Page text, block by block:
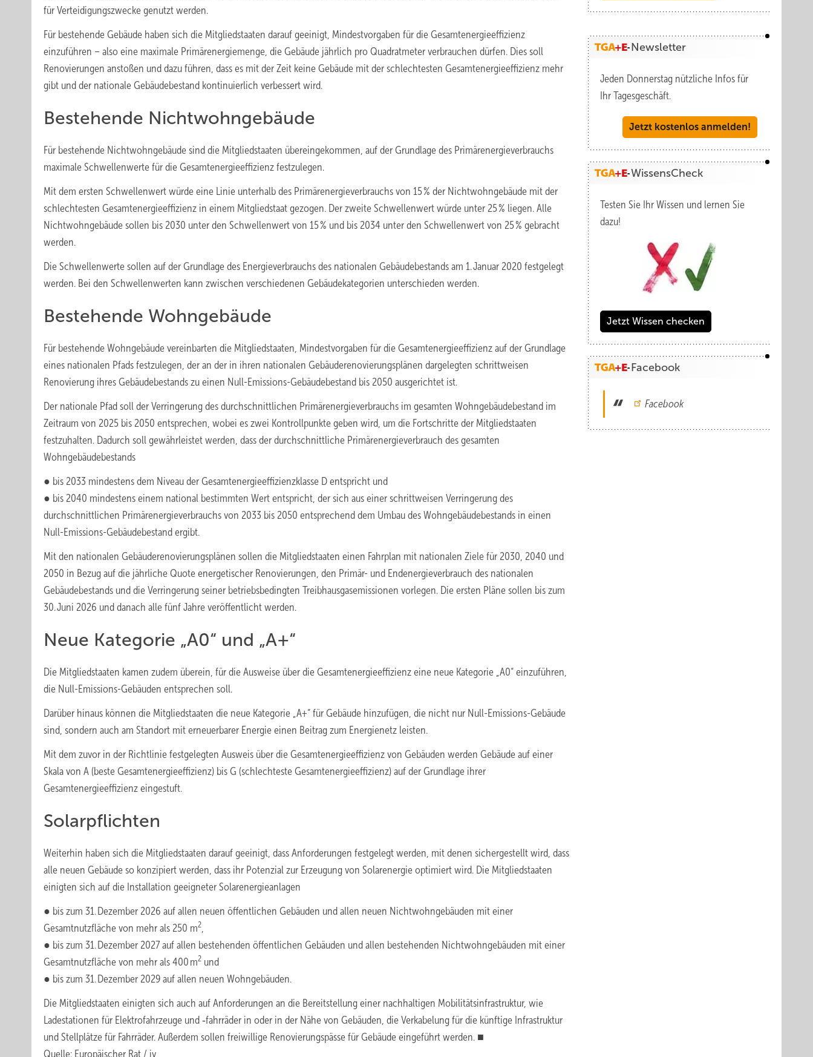
für Verteidigungszwecke genutzt werden.
Für bestehende Gebäude haben sich die Mitgliedstaaten darauf geeinigt, Mindestvorgaben für die Gesamtenergieeffizienz
einzuführen – also eine maximale Primärenergiemenge, die Gebäude jährlich pro Quadratmeter verbrauchen dürfen. Dies soll
Renovierungen anstoßen und dazu führen, dass es mit der Zeit keine Gebäude mit der schlechtesten Gesamtenergieeffizienz mehr
gibt und der nationale Gebäudebestand kontinuierlich verbessert wird.
Bestehende Nichtwohngebäude
Für bestehende Nichtwohngebäude sind die Mitgliedstaaten übereingekommen, auf der Grundlage des Primärenergieverbrauchs
maximale Schwellenwerte für die Gesamtenergieeffizienz festzulegen.
Mit dem ersten Schwellenwert würde eine Linie unterhalb des Primärenergieverbrauchs von 15 % der Nichtwohngebäude mit der
schlechtesten Gesamtenergieeffizienz in einem Mitgliedstaat gezogen. Der zweite Schwellenwert würde unter 25 % liegen. Alle
Nichtwohngebäude sollen bis 2030 unter den Schwellenwert von 15 % und bis 2034 unter den Schwellenwert von 25 % gebracht
werden.
Die Schwellenwerte sollen auf der Grundlage des Energieverbrauchs des nationalen Gebäudebestands am 1. Januar 2020 festgelegt
werden. Bei den Schwellenwerten kann zwischen verschiedenen Gebäudekategorien unterschieden werden.
Bestehende Wohngebäude
Für bestehende Wohngebäude vereinbarten die Mitgliedstaaten, Mindestvorgaben für die Gesamtenergieeffizienz auf der Grundlage
eines nationalen Pfads festzulegen, der an der in ihren nationalen Gebäuderenovierungsplänen dargelegten schrittweisen
Renovierung ihres Gebäudebestands zu einen Null-Emissions-Gebäudebestand bis 2050 ausgerichtet ist.
Der nationale Pfad soll der Verringerung des durchschnittlichen Primärenergieverbrauchs im gesamten Wohngebäudebestand im
Zeitraum von 2025 bis 2050 entsprechen, wobei es zwei Kontrollpunkte geben wird, um die Fortschritte der Mitgliedstaaten
festzuhalten. Dadurch soll gewährleistet werden, dass der durchschnittliche Primärenergieverbrauch des gesamten
Wohngebäudebestands
● bis 2033 mindestens dem Niveau der Gesamtenergieeffizienzklasse D entspricht und
● bis 2040 mindestens einem national bestimmten Wert entspricht, der sich aus einer schrittweisen Verringerung des
durchschnittlichen Primärenergieverbrauchs von 2033 bis 2050 entsprechend dem Umbau des Wohngebäudebestands in einen
Null-Emissions-Gebäudebestand ergibt.
Mit den nationalen Gebäuderenovierungsplänen sollen die Mitgliedstaaten einen Fahrplan mit nationalen Ziele für 2030, 2040 und
2050 in Bezug auf die jährliche Quote energetischer Renovierungen, den Primär- und Endenergieverbrauch des nationalen
Gebäudebestands und die Verringerung seiner betriebsbedingten Treibhausgasemissionen vorlegen. Die ersten Pläne sollen bis zum
30. Juni 2026 und danach alle fünf Jahre veröffentlicht werden.
Neue Kategorie „A0“ und „A+“
Die Mitgliedstaaten kamen zudem überein, für die Ausweise über die Gesamtenergieeffizienz eine neue Kategorie „A0“ einzuführen,
die Null-Emissions-Gebäuden entsprechen soll.
Darüber hinaus können die Mitgliedstaaten die neue Kategorie „A+“ für Gebäude hinzufügen, die nicht nur Null-Emissions-Gebäude
sind, sondern auch am Standort mit erneuerbarer Energie einen Beitrag zum Energienetz leisten.
Mit dem zuvor in der Richtlinie festgelegten Ausweis über die Gesamtenergieeffizienz von Gebäuden werden Gebäude auf einer
Skala von A (beste Gesamtenergieeffizienz) bis G (schlechteste Gesamtenergieeffizienz) auf der Grundlage ihrer
Gesamtenergieeffizienz eingestuft.
Solarpflichten
Weiterhin haben sich die Mitgliedstaaten darauf geeinigt, dass Anforderungen festgelegt werden, mit denen sichergestellt wird, dass
alle neuen Gebäude so konzipiert werden, dass ihr Potenzial zur Erzeugung von Solarenergie optimiert wird. Die Mitgliedstaaten
einigten sich auf die Installation geeigneter Solarenergieanlagen
● bis zum 31. Dezember 2026 auf allen neuen öffentlichen Gebäuden und allen neuen Nichtwohngebäuden mit einer
Gesamtnutzfläche von mehr als 250 m2,
● bis zum 31. Dezember 2027 auf allen bestehenden öffentlichen Gebäuden und allen bestehenden Nichtwohngebäuden mit einer
Gesamtnutzfläche von mehr als 400 m2 und
● bis zum 31. Dezember 2029 auf allen neuen Wohngebäuden.
Die Mitgliedstaaten einigten sich auch auf Anforderungen an die Bereitstellung einer nachhaltigen Mobilitätsinfrastruktur, wie
Ladestationen für Elektrofahrzeuge und ‑fahrräder in oder in der Nähe von Gebäuden, die Verkabelung für die künftige Infrastruktur
und Stellplätze für Fahrräder. Außerdem sollen freiwillige Renovierungspässe für Gebäude eingeführt werden. ■
Quelle: Europäischer Rat / jv
Newsletter
Jeden Donnerstag nützliche Infos für
Ihr Tagesgeschäft.
Jetzt kostenlos anmelden!
WissensCheck
Testen Sie Ihr Wissen und lernen Sie
dazu!
Jetzt Wissen checken
Facebook
Facebook